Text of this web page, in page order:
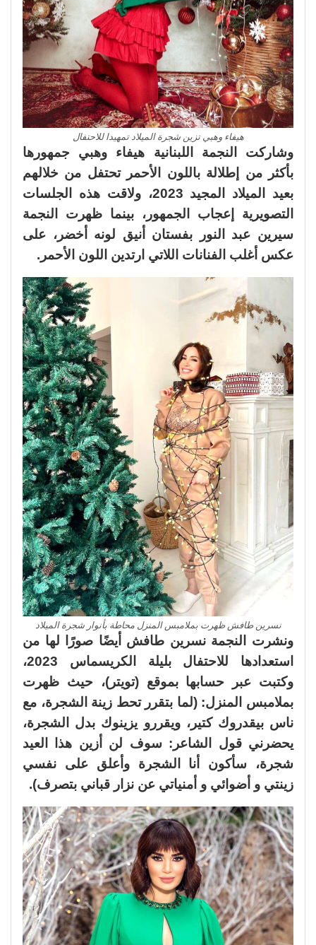
هيفاء وهبي تزين شجرة الميلاد تمهيدا للاحتفال
وشاركت النجمة اللبنانية هيفاء وهبي جمهورها
بأكثر من إطلالة باللون الأحمر تحتفل من خلالهم
بعيد الميلاد المجيد 2023، ولاقت هذه الجلسات
التصويرية إعجاب الجمهور، بينما ظهرت النجمة
سيرين عبد النور بفستان أنيق لونه أخضر، على
عكس أغلب الفنانات اللاتي ارتدين اللون الأحمر.
نسرين طافش ظهرت بملامبس المنزل محاطة بأنوار شجرة الميلاد
ونشرت النجمة نسرين طافش أيضًا صورًا لها من
استعدادها للاحتفال بليلة الكريسماس 2023،
وكتبت عبر حسابها بموقع (تويتر)، حيث ظهرت
بملامبس المنزل: (لما بتقرر تحط زينة الشجرة، مع
ناس بيقدروك كتير، ويقررو يزينوك بدل الشجرة،
يحضرني قول الشاعر: سوف لن أزين هذا العيد
شجرة، سأكون أنا الشجرة وأعلق على نفسي
زينتي و أضوائي و أمنياتي عن نزار قباني بتصرف).